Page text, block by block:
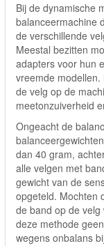
Bij de dynamische
balanceermachine
de verschillende
Meestal bezitten
adapters voor hun
vreemde modellen.
de velg op de
meetonzuiverheid
Ongeacht de
dan 40 gram,
alle velgen met
gewicht van de
opgeteld. Mochten
de band op de
deze methode
wegens onbalans